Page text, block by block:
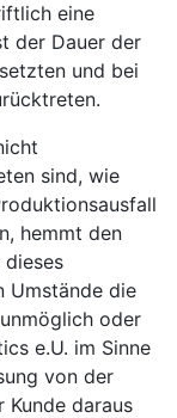
eine
der Dauer der
und bei
sind, wie
hemmt den
Umstände die
oder
e.U. im Sinne
von der
daraus